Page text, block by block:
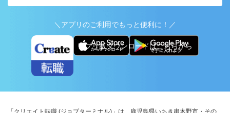
＼アプリのご利用でもっと便利に！／
アプリ版ダウンロードはこちらから